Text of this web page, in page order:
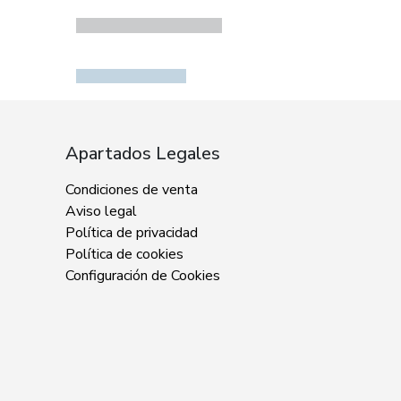
Apartados Legales
Condiciones de venta
Aviso legal
Política de privacidad
Política de cookies
Configuración de Cookies